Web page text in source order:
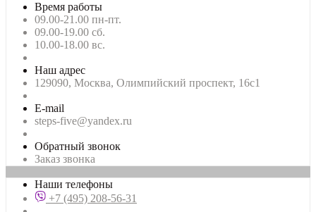
Время работы
09.00-21.00 пн-пт.
09.00-19.00 сб.
10.00-18.00 вс.
Наш адрес
129090, Москва, Олимпийский проспект, 16с1
E-mail
steps-five@yandex.ru
Обратный звонок
Заказ звонка
Наши телефоны
+7 (495) 208-56-31